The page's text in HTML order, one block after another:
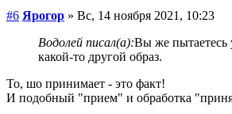
#6 Ярогор » Вс, 14 ноября 2021, 10:23
Водолей писал(а):Вы же пытаетесь
какой-то другой образ.
То, шо принимает - это факт!
И подобный "прием" и обработка